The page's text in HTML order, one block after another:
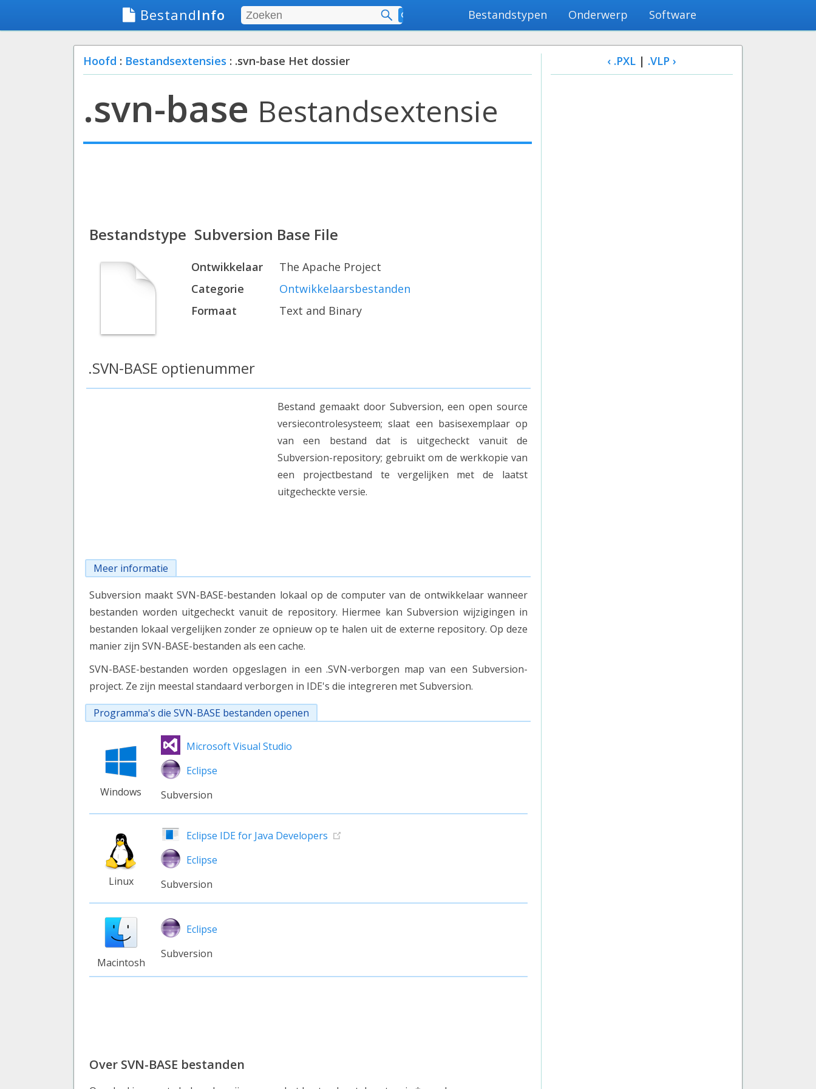
BestandInfo Geavanceerd zoekenBestandstypen Onderwerp Software
Hoofd : Bestandsextensies : .svn-base Het dossier
.svn-base Bestandsextensie
Bestandstype Subversion Base File
Ontwikkelaar
The Apache Project
Categorie
Ontwikkelaarsbestanden
Formaat
Text and Binary
.SVN-BASE optienummer
Bestand gemaakt door Subversion, een open source
versiecontrolesysteem; slaat een basisexemplaar op
van een bestand dat is uitgecheckt vanuit de
Subversion-repository; gebruikt om de werkkopie van
een projectbestand te vergelijken met de laatst
uitgecheckte versie.
Meer informatie
Subversion maakt SVN-BASE-bestanden lokaal op de computer van de ontwikkelaar wanneer
bestanden worden uitgecheckt vanuit de repository. Hiermee kan Subversion wijzigingen in
bestanden lokaal vergelijken zonder ze opnieuw op te halen uit de externe repository. Op deze
manier zijn SVN-BASE-bestanden als een cache.
SVN-BASE-bestanden worden opgeslagen in een .SVN-verborgen map van een Subversion-
project. Ze zijn meestal standaard verborgen in IDE's die integreren met Subversion.
Programma's die SVN-BASE bestanden openen
Windows
Microsoft Visual Studio
Eclipse
Subversion
Linux
Eclipse IDE for Java Developers
Eclipse
Subversion
Macintosh
Eclipse
Subversion
Over SVN-BASE bestanden
‹ .PXL | .VLP ›